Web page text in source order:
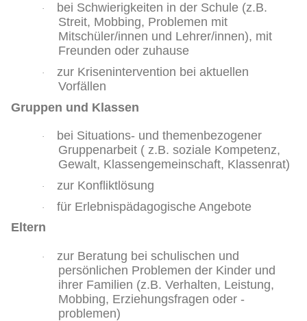
·
bei Schwierigkeiten in der Schule (z.B.
Streit, Mobbing, Problemen mit
Mitschüler/innen und Lehrer/innen), mit
Freunden oder zuhause
·
zur Krisenintervention bei aktuellen
Vorfällen
Gruppen und Klassen
·
bei Situations- und themenbezogener
Gruppenarbeit ( z.B. soziale Kompetenz,
Gewalt, Klassengemeinschaft, Klassenrat)
· zur Konfliktlösung
·
für Erlebnispädagogische Angebote
Eltern
·
zur Beratung bei schulischen und
persönlichen Problemen der Kinder und
ihrer Familien (z.B. Verhalten, Leistung,
Mobbing, Erziehungsfragen oder -
problemen)